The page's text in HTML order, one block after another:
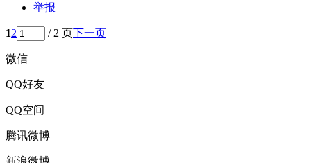
举报
12 / 2 页下一页
微信
QQ好友
QQ空间
腾讯微博